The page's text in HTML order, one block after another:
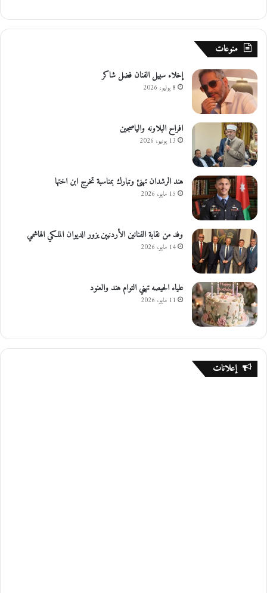
منوعات
إخلاء سبيل الفنان فضل شاكر
8 يوليو، 2026
افراح البلاونه والياصجين
13 يونيو، 2026
هند الرشدان تهنئ وتبارك بمناسبة تخرج ابن اختها
15 مايو، 2026
وفد من نقابة الفنانين الأردنيين يزور الديوان الملكي الهاشمي
14 مايو، 2026
علياء الحيصه تهني التوام هند والعنود
11 مايو، 2026
إعلانات